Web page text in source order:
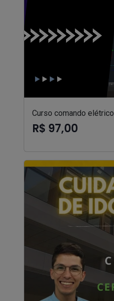
Curso comando elétrico
R$ 97,00